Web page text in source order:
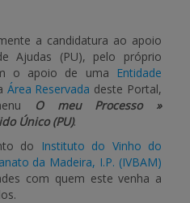
a candidatura ao apoio
Ajudas (PU), pelo próprio
o apoio de uma
Entidade
Área Reservada deste Portal,
O meu Processo »
Único (PU).
do
Instituto do Vinho do
da Madeira, I.P. (IVBAM)
com quem este venha a